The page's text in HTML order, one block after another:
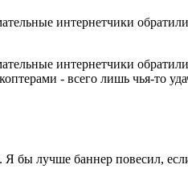
интернетчики
интернетчики
- всего лишь чья-то
бы лучше баннер повесил,